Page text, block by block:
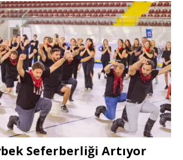
Seferberliği Artıyor